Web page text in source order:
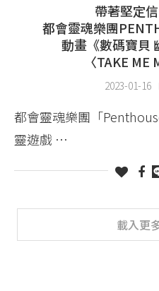
帶著堅定
都會靈魂樂團
動畫《數碼寶貝
〈TAKE ME
2023-01-16
都會靈魂樂團「
靈遊戲 …
載入更